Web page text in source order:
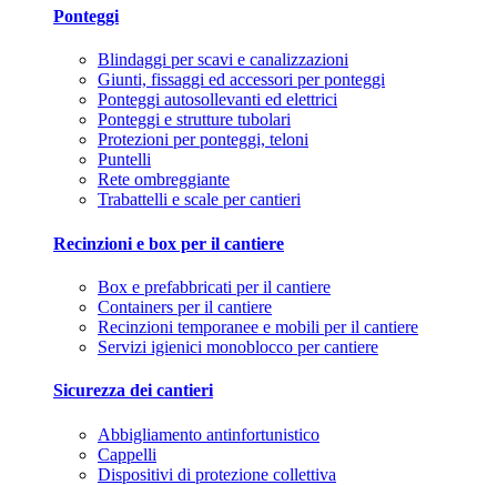
Ponteggi
Blindaggi per scavi e canalizzazioni
Giunti, fissaggi ed accessori per ponteggi
Ponteggi autosollevanti ed elettrici
Ponteggi e strutture tubolari
Protezioni per ponteggi, teloni
Puntelli
Rete ombreggiante
Trabattelli e scale per cantieri
Recinzioni e box per il cantiere
Box e prefabbricati per il cantiere
Containers per il cantiere
Recinzioni temporanee e mobili per il cantiere
Servizi igienici monoblocco per cantiere
Sicurezza dei cantieri
Abbigliamento antinfortunistico
Cappelli
Dispositivi di protezione collettiva